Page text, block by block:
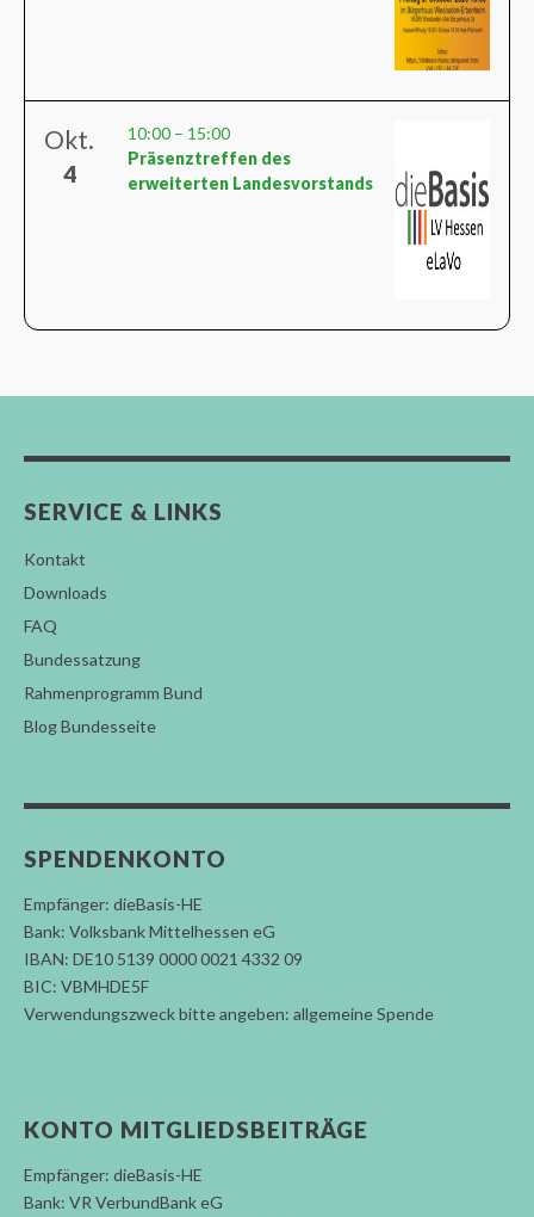
Okt.
4
10:00 – 15:00
Präsenztreffen des
erweiterten Landesvorstands
SERVICE & LINKS
Kontakt
Downloads
FAQ
Bundessatzung
Rahmenprogramm Bund
Blog Bundesseite
SPENDENKONTO
Empfänger: dieBasis-HE
Bank: Volksbank Mittelhessen eG
IBAN: DE10 5139 0000 0021 4332 09
BIC: VBMHDE5F
Verwendungszweck bitte angeben: allgemeine Spende
KONTO MITGLIEDSBEITRÄGE
Empfänger: dieBasis-HE
Bank: VR VerbundBank eG